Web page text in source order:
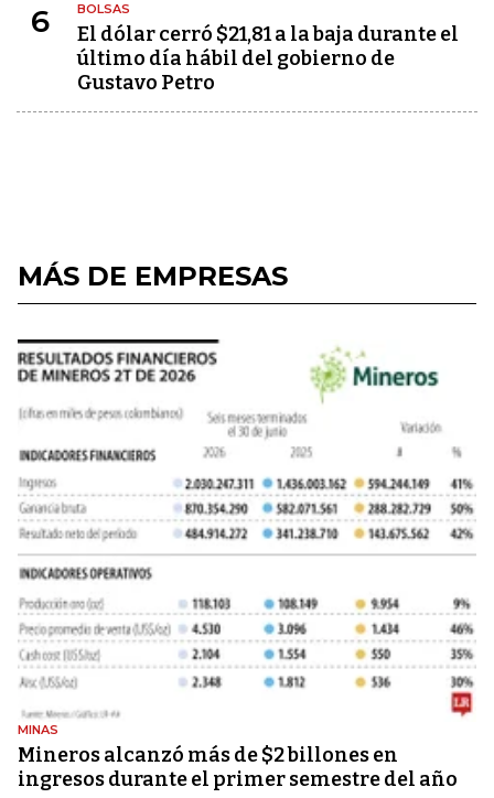
6 BOLSAS
El dólar cerró $21,81 a la baja durante el
último día hábil del gobierno de
Gustavo Petro
MÁS DE EMPRESAS
MINAS
Mineros alcanzó más de $2 billones en
ingresos durante el primer semestre del año